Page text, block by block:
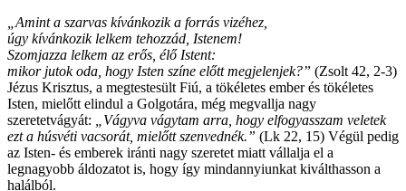
„Amint a szarvas kívánkozik a forrás vizéhez,
úgy kívánkozik lelkem tehozzád, Istenem!
Szomjazza lelkem az erős, élő Istent:
mikor jutok oda, hogy Isten színe előtt megjelenjek?” (Zsolt 42, 2-3)
Jézus Krisztus, a megtestesült Fiú, a tökéletes ember és tökéletes
Isten, mielőtt elindul a Golgotára, még megvallja nagy
szeretetvágyát:
Vágyva vágytam arra, hogy elfogyasszam veletek
ezt a húsvéti vacsorát, mielőtt szenvednék.” (Lk 22, 15) Végül pedig
az Isten- és emberek iránti nagy szeretet miatt vállalja el a
legnagyobb áldozatot is, hogy így mindannyiunkat kiválthasson a
halálból.